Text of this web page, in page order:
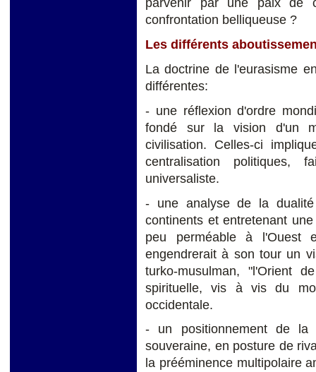
parvenir par une paix de
confrontation belliqueuse ?
Les différents
La doctrine de l'eurasisme
différentes:
- une réflexion d'ordre
fondé sur la vision d'un
civilisation. Celles-ci
centralisation politiques,
universaliste.
- une analyse de la
continents et entretenant
peu perméable à l'Ouest
engendrerait à son tour un
turko-musulman, "l'Orient
spirituelle, vis à vis du
occidentale.
- un positionnement de la
souveraine, en posture de
la prééminence multipolaire